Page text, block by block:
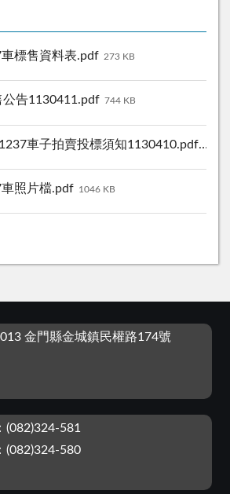
標售資料表.pdf 273 KB
公告1130411.pdf 744 KB
車子拍賣投標須知1130410.pdf 241
照片檔.pdf 1046 KB
金門縣金城鎮民權路174號
(082)324-581
(082)324-580